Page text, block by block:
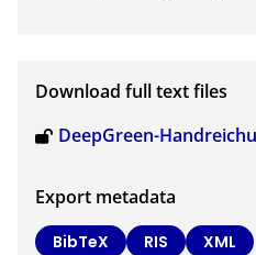
Download full text files
DeepGreen-
Export metadata
BibTeX RIS XML